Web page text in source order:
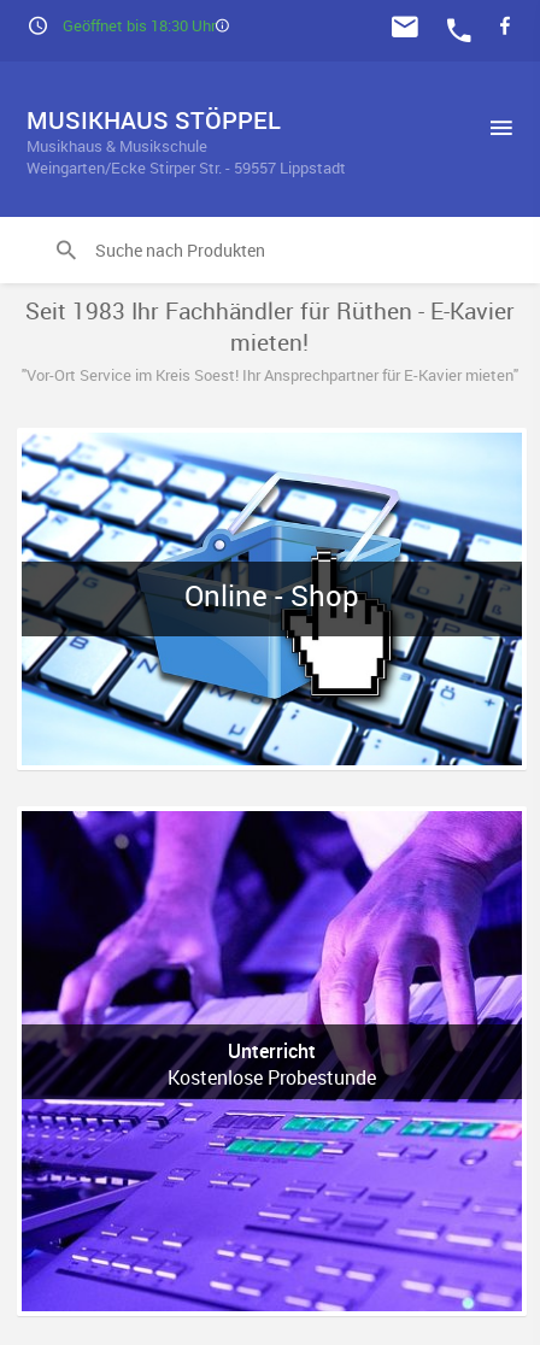
Geöffnet bis 18:30 Uhr
MUSIKHAUS STÖPPEL
Musikhaus & Musikschule
Weingarten/Ecke Stirper Str. - 59557 Lippstadt
Seit 1983 Ihr Fachhändler für Rüthen - E-Kavier
mieten!
"Vor-Ort Service im Kreis Soest! Ihr Ansprechpartner für E-Kavier mieten"
Online - Shop
Unterricht
Kostenlose Probestunde